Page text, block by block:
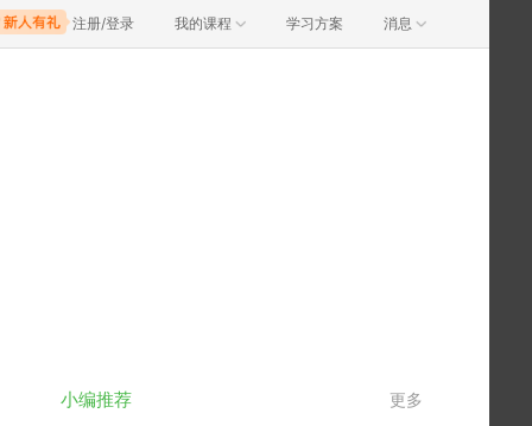
注册/登录 我的课程 学习方案 消息
小编推荐 更多